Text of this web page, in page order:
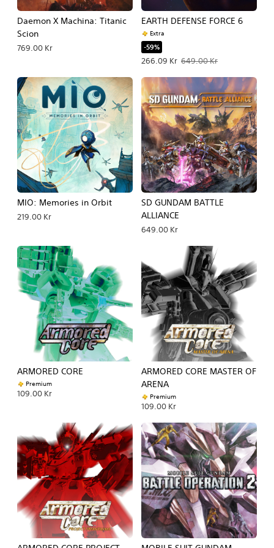
Daemon X Machina: Titanic
Scion
769.00 Kr
EARTH DEFENSE FORCE 6
Extra
-59%
266.09 Kr
Erbjudande: 266.09 Kr Originalpris:
649.00 Kr
MIO: Memories in Orbit
219.00 Kr
SD GUNDAM BATTLE
ALLIANCE
649.00 Kr
ARMORED CORE
Premium
109.00 Kr
ARMORED CORE MASTER OF
ARENA
Premium
109.00 Kr